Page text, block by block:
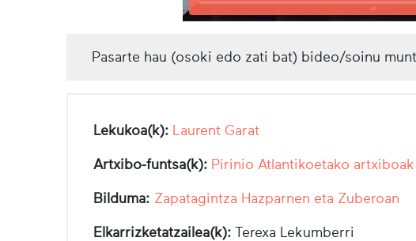
Pasarte hau (osoki edo zati bat) bideo/soinu
Lekukoa(k): Laurent Garat
Artxibo-funtsa(k): Pirinio Atlantikoetako artxiboak
Bilduma: Zapatagintza Hazparnen eta Zuberoan
Elkarrizketatzailea(k): Terexa Lekumberri